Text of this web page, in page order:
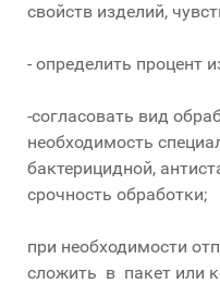
свойств изделий,
- определить процент
-согласовать вид
необходимость
бактерицидной,
срочность обработки;
при необходимости
сложить в пакет или